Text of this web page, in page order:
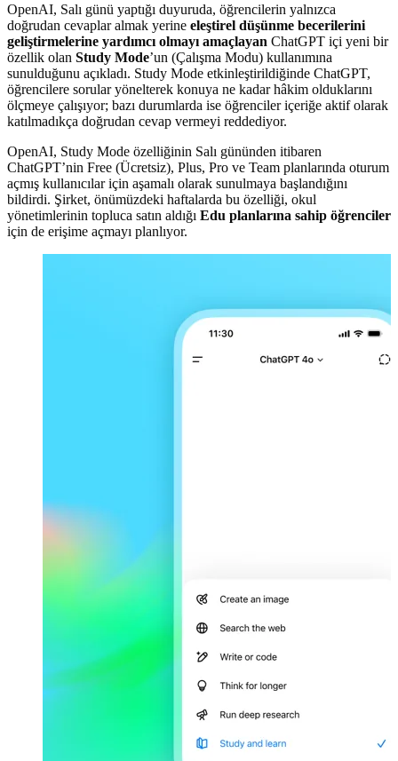
OpenAI, Salı günü yaptığı duyuruda, öğrencilerin yalnızca
doğrudan cevaplar almak yerine eleştirel düşünme becerilerini
geliştirmelerine yardımcı olmayı amaçlayan ChatGPT içi yeni bir
özellik olan Study Mode’un (Çalışma Modu) kullanımına
sunulduğunu açıkladı. Study Mode etkinleştirildiğinde ChatGPT,
öğrencilere sorular yönelterek konuya ne kadar hâkim olduklarını
ölçmeye çalışıyor; bazı durumlarda ise öğrenciler içeriğe aktif olarak
katılmadıkça doğrudan cevap vermeyi reddediyor.
OpenAI, Study Mode özelliğinin Salı gününden itibaren
ChatGPT’nin Free (Ücretsiz), Plus, Pro ve Team planlarında oturum
açmış kullanıcılar için aşamalı olarak sunulmaya başlandığını
bildirdi. Şirket, önümüzdeki haftalarda bu özelliği, okul
yönetimlerinin topluca satın aldığı Edu planlarına sahip öğrenciler
için de erişime açmayı planlıyor.